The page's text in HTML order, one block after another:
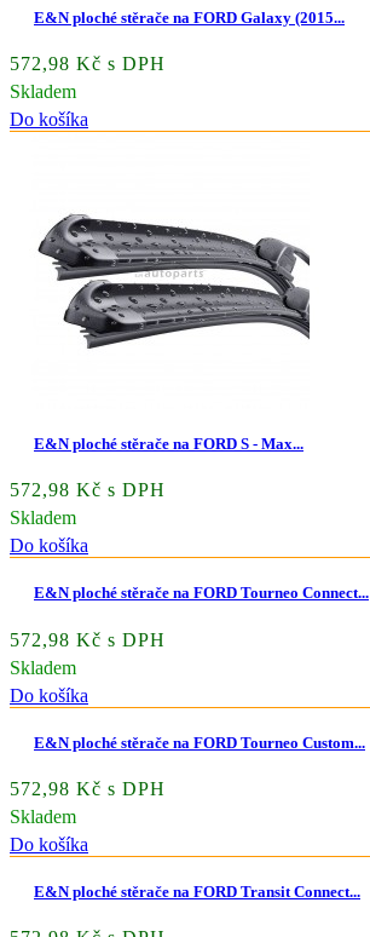
E&N ploché stěrače na FORD Galaxy (2015...
572,98 Kč s DPH
Skladem
Do košíka
E&N ploché stěrače na FORD S - Max...
572,98 Kč s DPH
Skladem
Do košíka
E&N ploché stěrače na FORD Tourneo Connect...
572,98 Kč s DPH
Skladem
Do košíka
E&N ploché stěrače na FORD Tourneo Custom...
572,98 Kč s DPH
Skladem
Do košíka
E&N ploché stěrače na FORD Transit Connect...